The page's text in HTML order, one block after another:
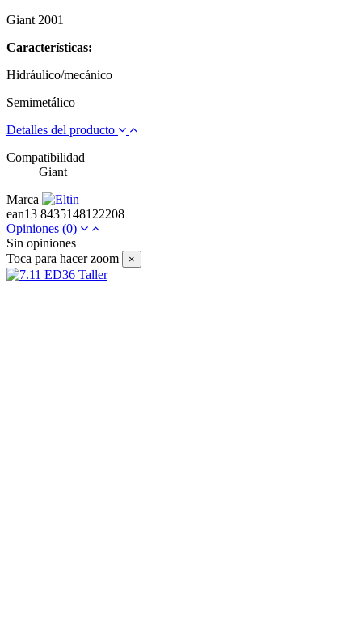
Giant 2001
Características:
Hidráulico/mecánico
Semimetálico
Detalles del producto
Compatibilidad
Giant
Marca
ean13 8435148122208
Opiniones (0)
Sin opiniones
Toca para hacer zoom
×